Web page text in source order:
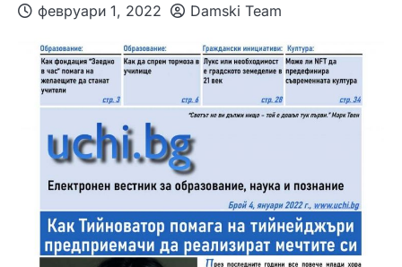
февруари 1, 2022 Damski Team